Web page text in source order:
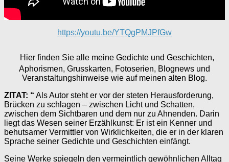
https://youtu.be/YTQgPMJPfGw
Hier finden Sie alle meine Gedichte und Geschichten,
Aphorismen, Grusskarten, Fotoserien, Blognews und
Veranstaltungshinweise wie auf meinen alten Blog.
ZITAT: “ Als Autor steht er vor der steten Herausforderung,
Brücken zu schlagen – zwischen Licht und Schatten,
zwischen dem Sichtbaren und dem nur zu Ahnenden. Darin
liegt das Wesen seiner Erzählkunst: Er ist ein Kenner und
behutsamer Vermittler von Wirklichkeiten, die er in der klaren
Sprache seiner Gedichte und Geschichten einfängt.
Seine Werke spiegeln den vermeintlich gewöhnlichen Alltag